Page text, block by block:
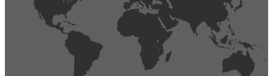
La página que buscas no existe o se ha cambiado de lugar.
Comprueba la URL e inténtalo de nuevo.
Ir a la página de inicio
Obtener soporte técnico